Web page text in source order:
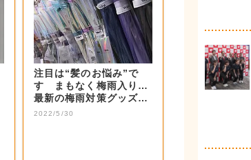
注目は“髪のお悩み”で
す まもなく梅雨入り…
最新の梅雨対策グッズ特
集【岡山・香川...
2022/5/30